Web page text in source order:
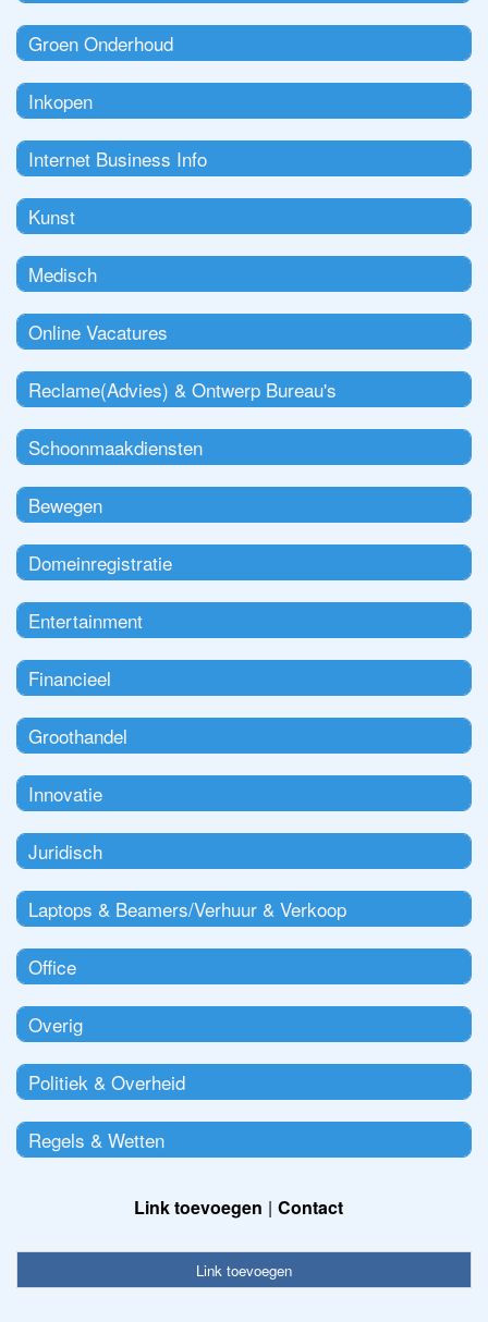
Groen Onderhoud
Inkopen
Internet Business Info
Kunst
Medisch
Online Vacatures
Reclame(Advies) & Ontwerp Bureau's
Schoonmaakdiensten
Bewegen
Domeinregistratie
Entertainment
Financieel
Groothandel
Innovatie
Juridisch
Laptops & Beamers/Verhuur & Verkoop
Office
Overig
Politiek & Overheid
Regels & Wetten
Link toevoegen Contact
Link toevoegen